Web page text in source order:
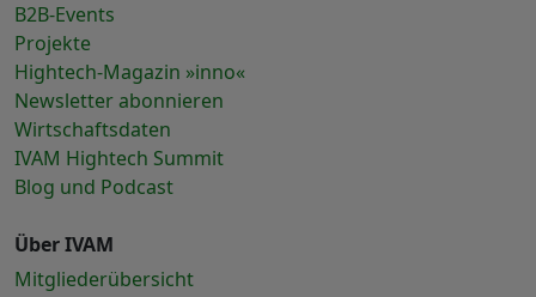
B2B-Events
Projekte
Hightech-Magazin »inno«
Newsletter abonnieren
Wirtschaftsdaten
IVAM Hightech Summit
Blog und Podcast
Über IVAM
Mitgliederübersicht